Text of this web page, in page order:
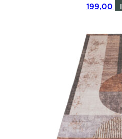
199,00